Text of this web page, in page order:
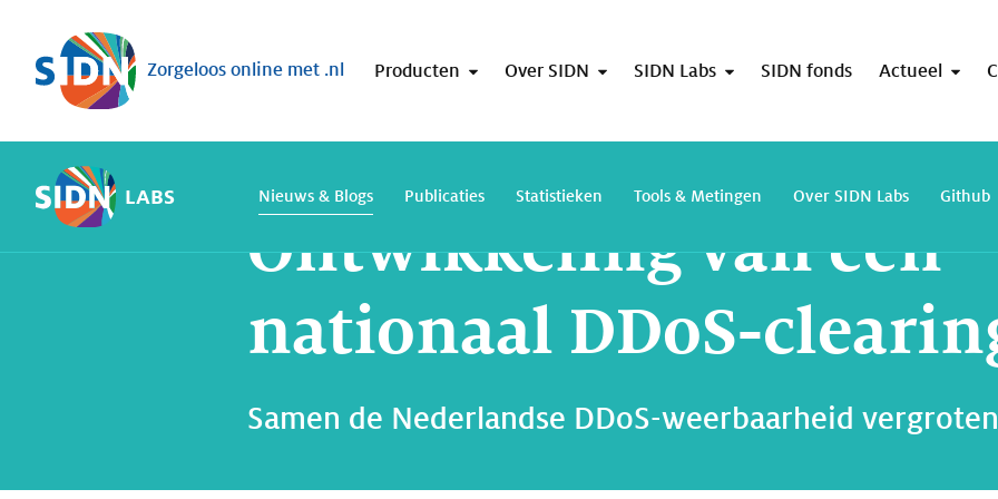
Sla navigatie over
Zorgeloos online met .nl Producten Over SIDN SIDN Labs SIDN fonds Actueel
LABS Nieuws & Blogs Publicaties Statistieken Tools & Metingen Over SIDN Labs Github
Ontwikkeling van een
nationaal DDoS-
Samen de Nederlandse DDoS-weerbaarheid